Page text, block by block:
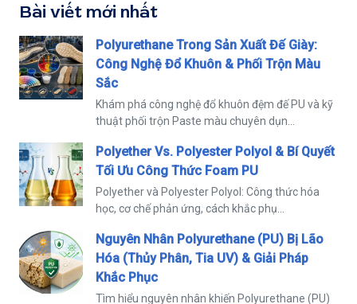
Bài viết mới nhất
Polyurethane Trong Sản Xuất Đế Giày:
Công Nghệ Đổ Khuôn & Phối Trộn Màu
Sắc
Khám phá công nghệ đổ khuôn đệm đế PU và kỹ
thuật phối trộn Paste màu chuyên dụn...
Polyether Vs. Polyester Polyol & Bí Quyết
Tối Ưu Công Thức Foam PU
Polyether và Polyester Polyol: Công thức hóa
học, cơ chế phản ứng, cách khắc phụ...
Nguyên Nhân Polyurethane (PU) Bị Lão
Hóa (Thủy Phân, Tia UV) & Giải Pháp
Khắc Phục
Tìm hiểu nguyên nhân khiến Polyurethane (PU)